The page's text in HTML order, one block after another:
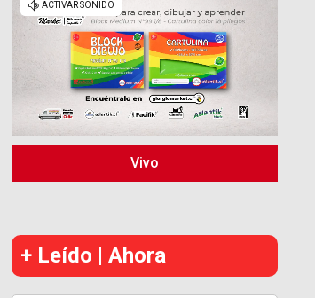
Vivo
+ Leído | Ahora